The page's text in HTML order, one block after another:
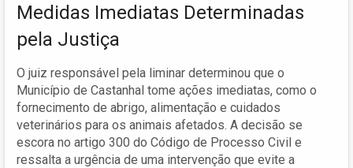
Medidas Imediatas Determinadas
pela Justiça
O juiz responsável pela liminar determinou que o
Município de Castanhal tome ações imediatas, como o
fornecimento de abrigo, alimentação e cuidados
veterinários para os animais afetados. A decisão se
escora no artigo 300 do Código de Processo Civil e
ressalta a urgência de uma intervenção que evite a